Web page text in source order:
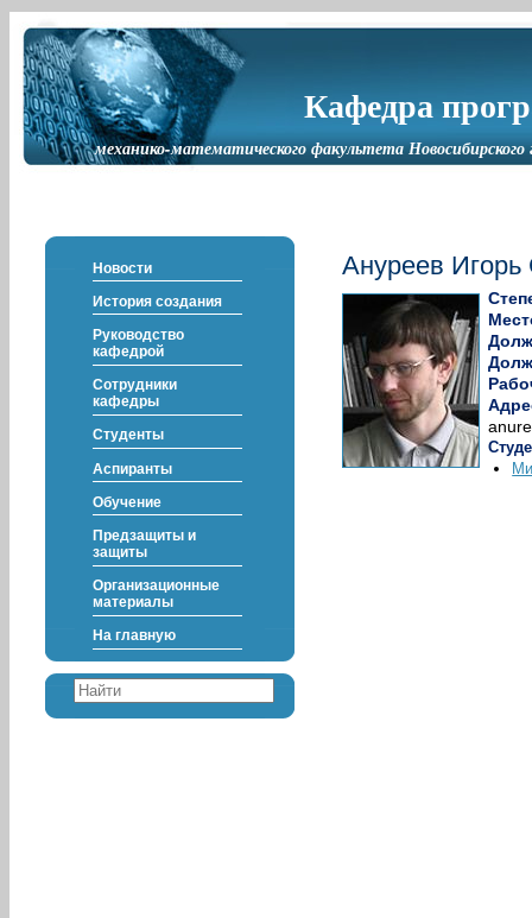
Кафедра
механико-математического факультета Новосибирского
Ануреев Игорь
Новости
История создания
Руководство
кафедрой
Сотрудники
кафедры
Студенты
Аспиранты
Обучение
Предзащиты и
защиты
Организационные
материалы
На главную